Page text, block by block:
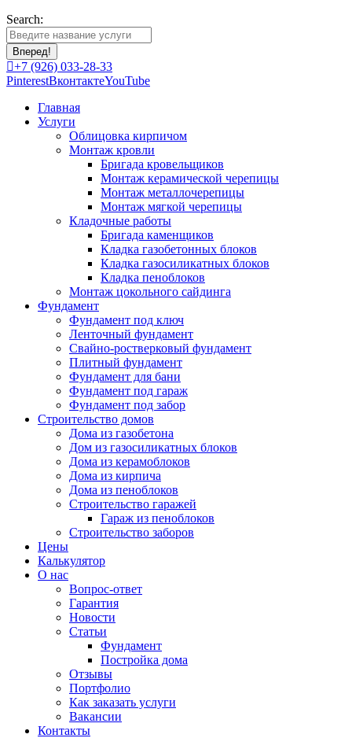
Search:
+7 (926) 033-28-33
PinterestВконтактеYouTube
Главная
Услуги
Облицовка кирпичом
Монтаж кровли
Бригада кровельщиков
Монтаж керамической черепицы
Монтаж металлочерепицы
Монтаж мягкой черепицы
Кладочные работы
Бригада каменщиков
Кладка газобетонных блоков
Кладка газосиликатных блоков
Кладка пеноблоков
Монтаж цокольного сайдинга
Фундамент
Фундамент под ключ
Ленточный фундамент
Свайно-ростверковый фундамент
Плитный фундамент
Фундамент для бани
Фундамент под гараж
Фундамент под забор
Строительство домов
Дома из газобетона
Дом из газосиликатных блоков
Дома из керамоблоков
Дома из кирпича
Дома из пеноблоков
Строительство гаражей
Гараж из пеноблоков
Строительство заборов
Цены
Калькулятор
О нас
Вопрос-ответ
Гарантия
Новости
Статьи
Фундамент
Постройка дома
Отзывы
Портфолио
Как заказать услуги
Вакансии
Контакты